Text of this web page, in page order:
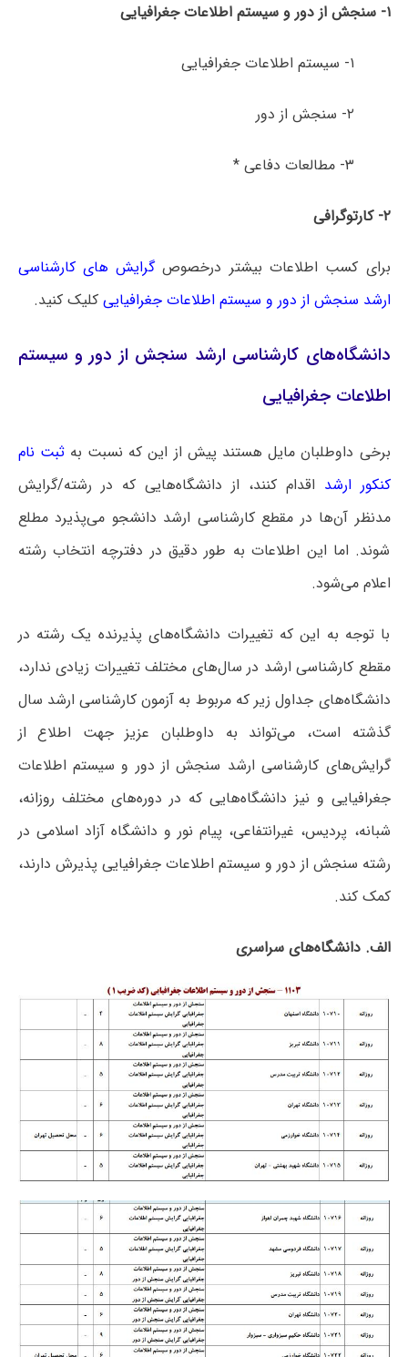
۱- سنجش از دور و سیستم اطلاعات جغرافیایی
۱- سیستم اطلاعات جغرافیایی
۲- سنجش از دور
۳- مطالعات دفاعی *
۲- کارتوگرافی
برای کسب اطلاعات بیشتر درخصوصگرایش های کارشناسی
ارشد سنجش از دور و سیستم اطلاعات جغرافیایی کلیک کنید.
دانشگاه‌های کارشناسی ارشد سنجش از دور و سیستم
اطلاعات جغرافیایی
برخی داوطلبان مایل هستند پیش از این که نسبت به ثبت نام
کنکور ارشد اقدام کنند، از دانشگاه‌هایی که در رشته/گرایش
مدنظر آن‌ها در مقطع کارشناسی ارشد دانشجو می‌پذیرد مطلع
شوند. اما این اطلاعات به طور دقیق در دفترچه انتخاب رشته
اعلام می‌شود.
با توجه به این که تغییرات دانشگاه‌های پذیرنده یک رشته در
مقطع کارشناسی ارشد در سال‌های مختلف تغییرات زیادی ندارد،
دانشگاه‌های جداول زیر که مربوط به آزمون کارشناسی ارشد سال
گذشته است، می‌تواند به داوطلبان عزیز جهت اطلاع از
گرایش‌های کارشناسی ارشد سنجش از دور و سیستم اطلاعات
جغرافیایی و نیز دانشگاه‌هایی که در دوره‌های مختلف روزانه،
شبانه، پردیس، غیرانتفاعی، پیام نور و دانشگاه آزاد اﺳﻼمی در
رشته سنجش از دور و سیستم اطلاعات جغرافیایی پذیرش دارند،
کمک کند.
الف. دانشگاه‌های سراسری